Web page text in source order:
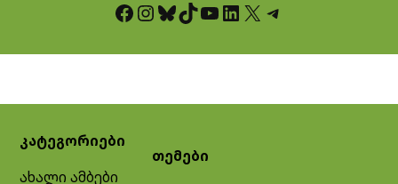
Facebook InstagramBluesky TikTok YouTube LinkedIn X Telegram
კატეგორიები
ახალი ამბები
თემები